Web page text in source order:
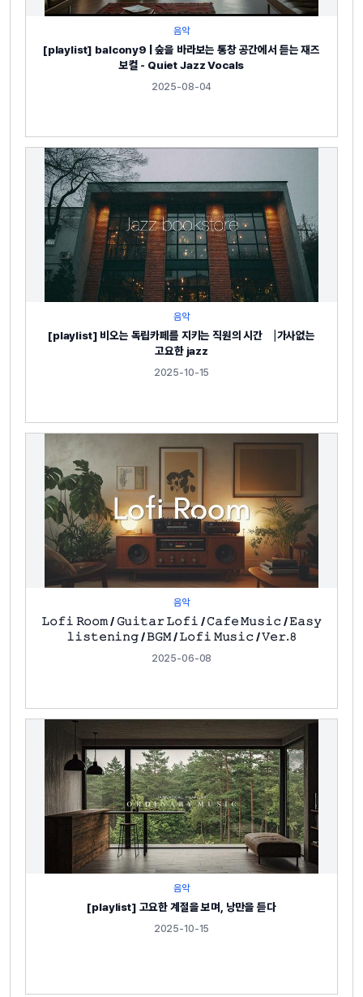
음악
[playlist] balcony9 | 숲을 바라보는 통창 공간에서 듣는 재즈
보컬 - Quiet Jazz Vocals
2025-08-04
음악
[playlist] 비오는 독립카페를 지키는 직원의 시간 ⎹ 가사없는
고요한 jazz
2025-10-15
음악
𝙻𝚘𝚏𝚒 𝚁𝚘𝚘𝚖 / 𝙶𝚞𝚒𝚝𝚊𝚛 𝙻𝚘𝚏𝚒 / 𝙲𝚊𝚏𝚎 𝙼𝚞𝚜𝚒𝚌 / 𝙴𝚊𝚜𝚢
𝚕𝚒𝚜𝚝𝚎𝚗𝚒𝚗𝚐 / 𝙱𝙶𝙼 / 𝙻𝚘𝚏𝚒 𝙼𝚞𝚜𝚒𝚌 / 𝚅𝚎𝚛.𝟾
2025-06-08
음악
[playlist] 고요한 계절을 보며, 낭만을 듣다
2025-10-15